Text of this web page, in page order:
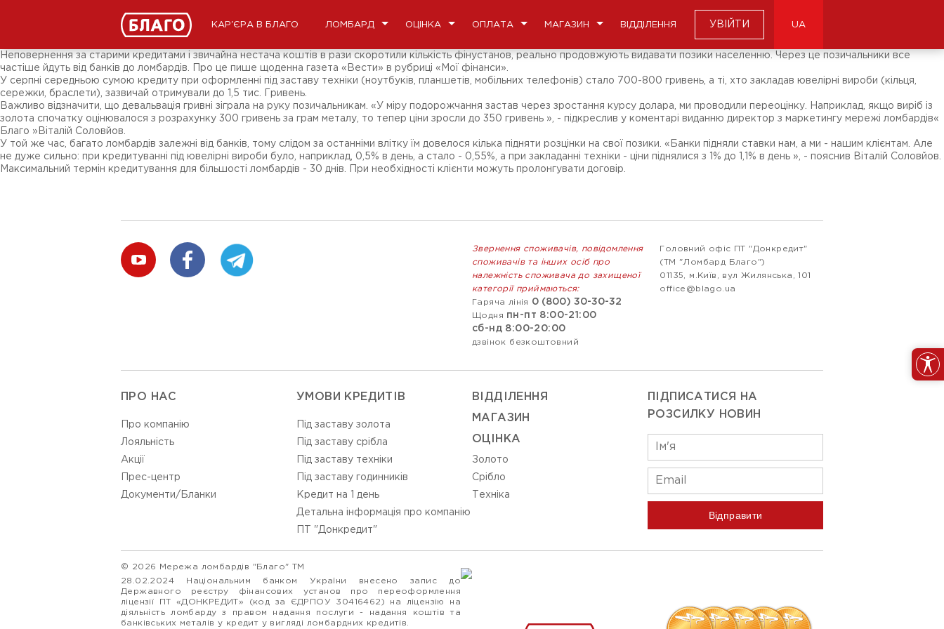
КАР'ЄРА В БЛАГО ЛОМБАРД ОЦІНКА ОПЛАТА МАГАЗИН ВІДДІЛЕННЯ УВІЙТИ UA
Підписники соц-мереж
Неповернення за старими кредитами і звичайна нестача коштів в рази скоротили кількість фінустанов, реально продовжують видавати позики населенню. Через це позичальники все
частіше йдуть від банків до ломбардів. Про це пише щоденна газета «Вести» в рубриці «Мої фінанси».
У серпні середньою сумою кредиту при оформленні під заставу техніки (ноутбуків, планшетів, мобільних телефонів) стало 700-800 гривень, а ті, хто закладав ювелірні вироби (кільця,
сережки, браслети), зазвичай отримували до 1,5 тис. Гривень.
Важливо відзначити, що девальвація гривні зіграла на руку позичальникам. «У міру подорожчання застав через зростання курсу долара, ми проводили переоцінку. Наприклад, якщо виріб із
золота спочатку оцінювалося з розрахунку 300 гривень за грам металу, то тепер ціни зросли до 350 гривень », - підкреслив у коментарі виданню директор з маркетингу мережі ломбардів«
Благо »Віталій Соловйов.
У той же час, багато ломбардів залежні від банків, тому слідом за останніми влітку їм довелося кілька підняти розцінки на свої позики. «Банки підняли ставки нам, а ми - нашим клієнтам. Але
не дуже сильно: при кредитуванні під ювелірні вироби було, наприклад, 0,5% в день, а стало - 0,55%, а при закладанні техніки - ціни піднялися з 1% до 1,1% в день », - пояснив Віталій Соловйов.
Максимальний термін кредитування для більшості ломбардів - 30 днів. При необхідності клієнти можуть пролонгувати договір.
Звернення споживачів, повідомлення
споживачів та інших осіб про
належність споживача до захищеної
категорії приймаються:
Гаряча лінія
0 (800) 30-30-32
Щодня пн-пт 8:00-21:00
сб-нд 8:00-20:00
дзвінок безкоштовний
Головний офіс ПТ "Донкредит"
(ТМ "Ломбард Благо")
01135, м.Київ, вул Жилянська, 101
office@blago.ua
ПРО НАС
Про компанію
Лояльність
Акції
Прес-центр
Документи/Бланки
УМОВИ КРЕДИТІВ
Під заставу золота
Під заставу срібла
Під заставу техніки
Під заставу годинників
Кредит на 1 день
Детальна інформація про компанію
ПТ "Донкредит"
ВIДДIЛЕННЯ
МАГАЗИН
ОЦIНКА
Золото
Срiбло
Технiка
ПІДПИСАТИСЯ НА
РОЗСИЛКУ НОВИН
Відправити
© 2026 Мережа ломбардів "Благо" ТМ
28.02.2024 Національним банком України внесено запис до
Державного реєстру фінансових установ про переоформлення
ліцензії ПТ «ДОНКРЕДИТ» (код за ЄДРПОУ 30416462) на ліцензію на
діяльність ломбарду з правом надання послуги - надання коштів та
банківських металів у кредит у вигляді ломбардних кредитів.